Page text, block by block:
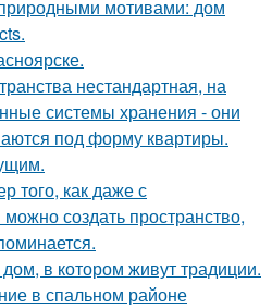
мотивами: дом
нестандартная, на
системы хранения - они
под форму квартиры.
того, как даже с
создать пространство,
в котором живут традиции.
в спальном районе